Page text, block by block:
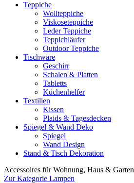
Teppiche
Wollteppiche
Viskoseteppiche
Leder Teppiche
Teppichläufer
Outdoor Teppiche
Tischware
Geschirr
Schalen & Platten
Tabletts
Küchenhelfer
Textilien
Kissen
Plaids & Tagesdecken
Spiegel & Wand Deko
Spiegel
Wand Design
Stand & Tisch Dekoration
Accessoires für Wohnung, Haus & Garten
Zur Kategorie Lampen